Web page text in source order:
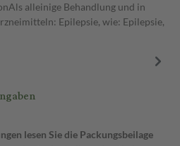
alleinige Behandlung und in
Epilepsie, wie: Epilepsie,
lesen Sie die Packungsbeilage